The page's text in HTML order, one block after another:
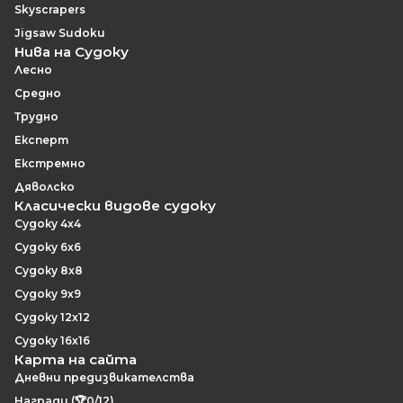
Skyscrapers
Jigsaw Sudoku
Нива на Судоку
Лесно
Средно
Трудно
Експерт
Екстремно
Дяволско
Класически видове судоку
Судоку 4x4
Судоку 6x6
Судоку 8x8
Судоку 9x9
Судоку 12x12
Судоку 16x16
Карта на сайта
Дневни предизвикателства